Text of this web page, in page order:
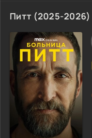
Райхенбах.
Питт (2025-2026)